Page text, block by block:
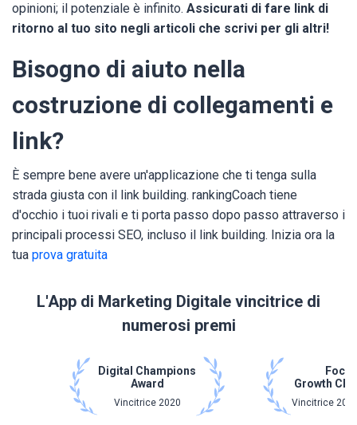
opinioni; il potenziale è infinito. Assicurati di fare link di
ritorno al tuo sito negli articoli che scrivi per gli altri!
Bisogno di aiuto nella
costruzione di collegamenti e
link?
È sempre bene avere un'applicazione che ti tenga sulla
strada giusta con il link building. rankingCoach tiene
d'occhio i tuoi rivali e ti porta passo dopo passo attraverso i
principali processi SEO, incluso il link building. Inizia ora la
tua prova gratuita
L'App di Marketing Digitale vincitrice di
numerosi premi
Digital Champions
Award
Vincitrice 2020
Focus
Growth
Vincitrice